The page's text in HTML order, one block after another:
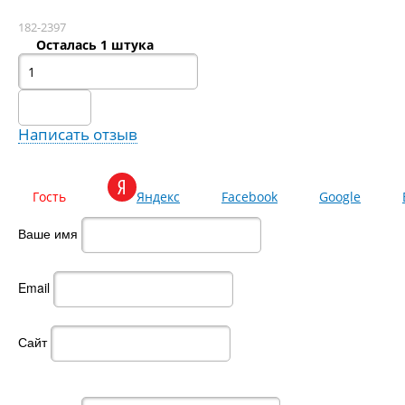
182-2397
Осталась 1 штука
Написать отзыв
Гость Яндекс Facebook Google
Ваше имя
Email
Сайт